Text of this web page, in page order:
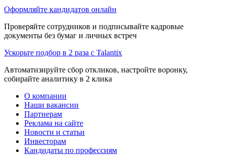
Оформляйте кандидатов онлайн
Проверяйте сотрудников и подписывайте кадровые
документы без бумаг и личных встреч
Ускорьте подбор в 2 раза с Talantix
Автоматизируйте сбор откликов, настройте воронку,
собирайте аналитику в 2 клика
О компании
Наши вакансии
Партнерам
Реклама на сайте
Новости и статьи
Инвесторам
Кандидаты по профессиям